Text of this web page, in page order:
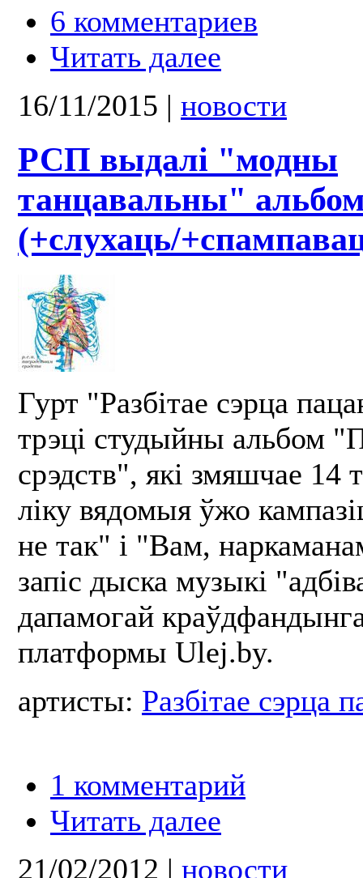
6 комментариев
Читать далее
16/11/2015 | новости
РСП выдалі "модны
танцавальны"
(+слухаць/
Гурт "Разбітае сэрца
трэці студыйны альбом
срэдств", які змяшчае 14
ліку вядомыя ўжо
не так" і "Вам,
запіс дыска музыкі
дапамогай
платформы Ulej.by.
артисты: Разбітае сэрца
1 комментарий
Читать далее
21/02/2012 | новости